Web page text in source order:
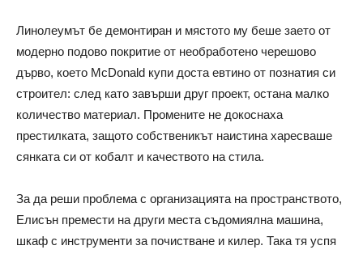
Линолеумът бе демонтиран и мястото му беше заето от
модерно подово покритие от необработено черешово
дърво, което McDonald купи доста евтино от познатия си
строител: след като завърши друг проект, остана малко
количество материал. Промените не докоснаха
престилката, защото собственикът наистина харесваше
сянката си от кобалт и качеството на стила.
За да реши проблема с организацията на пространството,
Елисън премести на други места съдомиялна машина,
шкаф с инструменти за почистване и килер. Така тя успя